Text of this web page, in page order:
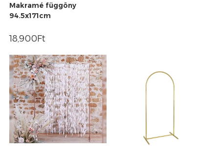
Makramé függöny
94.5x171cm
18,900Ft